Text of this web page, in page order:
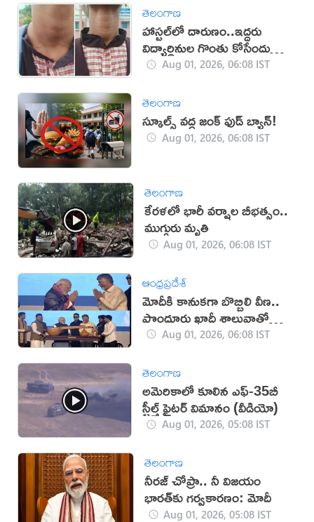
తెలంగాణ
హాస్టల్‌లో దారుణం..ఇద్దరు
విద్యార్థినుల గొంతు కోసేందుకు
తోటి విద్యార్థిని యత్నం
Aug 01, 2026, 06:08 IST
తెలంగాణ
స్కూల్స్ వద్ద జంక్ ఫుడ్ బ్యాన్!
Aug 01, 2026, 06:08 IST
తెలంగాణ
కేరళలో భారీ వర్షాల బీభత్సం..
ముగ్గురు మృతి
Aug 01, 2026, 06:08 IST
ఆంధ్రప్రదేశ్
మోదీకి కానుకగా బొబ్బిలి వీణ..
పొందూరు ఖాదీ శాలువాతో
ఘన సత్కారం
Aug 01, 2026, 06:08 IST
తెలంగాణ
అమెరికాలో కూలిన ఎఫ్‌-35బీ
స్టీల్త్ ఫైట‌ర్ విమానం (వీడియో)
Aug 01, 2026, 05:08 IST
తెలంగాణ
నీరజ్‌ చోప్రా.. నీ విజయం
భారత్‌కు గర్వకారణం: మోదీ
Aug 01, 2026, 05:08 IST